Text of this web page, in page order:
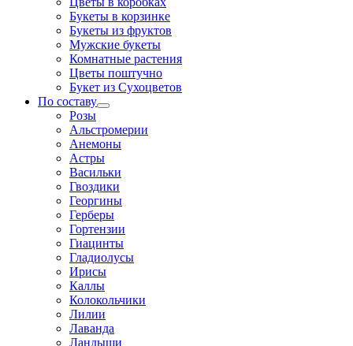
Букеты в корзинке
Букеты из фруктов
Мужские букеты
Комнатные растения
Цветы поштучно
Букет из Сухоцветов
По составу
Розы
Альстромерии
Анемоны
Астры
Васильки
Гвоздики
Георгины
Герберы
Гортензии
Гиацинты
Гладиолусы
Ирисы
Каллы
Колокольчики
Лилии
Лаванда
Ландыши